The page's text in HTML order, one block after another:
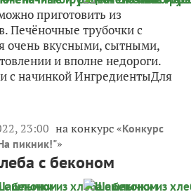
приготовить из
Печёночные трубочки с
очень вкусными, сытными,
и вполне недороги.
с начинкой ИнгредиентыДля
23:00 на конкурс «Конкурс
пикник!"»
с беконом